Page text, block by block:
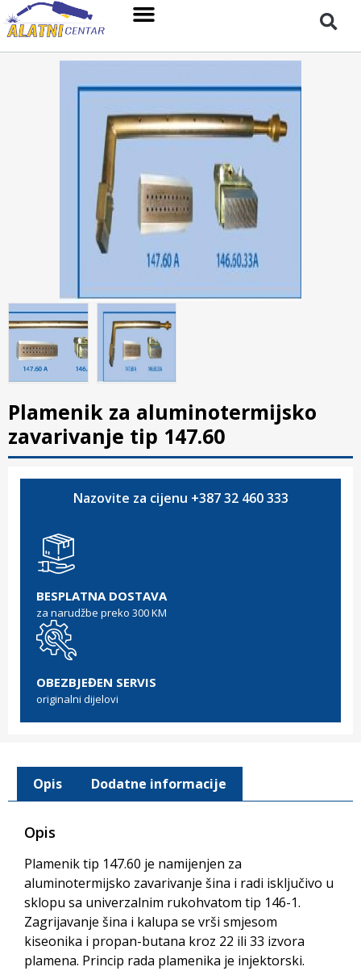
Plamenik za aluminotermijsko
zavarivanje tip 147.60
Nazovite za cijenu +387 32 460 333
BESPLATNA DOSTAVA
za narudžbe preko 300 KM
OBEZBJEĐEN SERVIS
originalni dijelovi
Opis Dodatne informacije
Opis
Plamenik tip 147.60 je namijenjen za
aluminotermijsko zavarivanje šina i radi isključivo u
sklopu sa univerzalnim rukohvatom tip 146-1.
Zagrijavanje šina i kalupa se vrši smjesom
kiseonika i propan-butana kroz 22 ili 33 izvora
plamena. Princip rada plamenika je injektorski.